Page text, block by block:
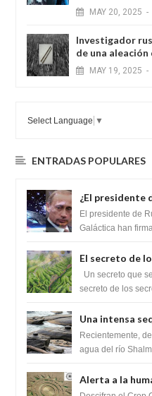
MAY 20, 2025 -
Investigador
de una
MAY 19, 2025 -
Select Language ▼
ENTRADAS POPULARES
¿El presidente
Federación
tratado para
El presidente de
Galáctica han
El secreto de
cambiaría por
humanidad
Un secreto que
secreto de los
Una intensa
impresionante
Lingas
Recientemente,
agua del río
Alerta a la